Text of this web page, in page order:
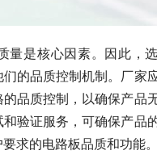
量是核心因素。因此，
的品质控制机制。厂家
品质控制，以确保产品
验证服务，可确保产品
求的电路板品质和功能。